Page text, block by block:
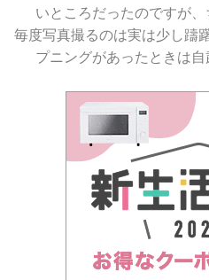
いところだったのですが、
毎度写真撮るのは実は少し躊
プニングがあったときは自